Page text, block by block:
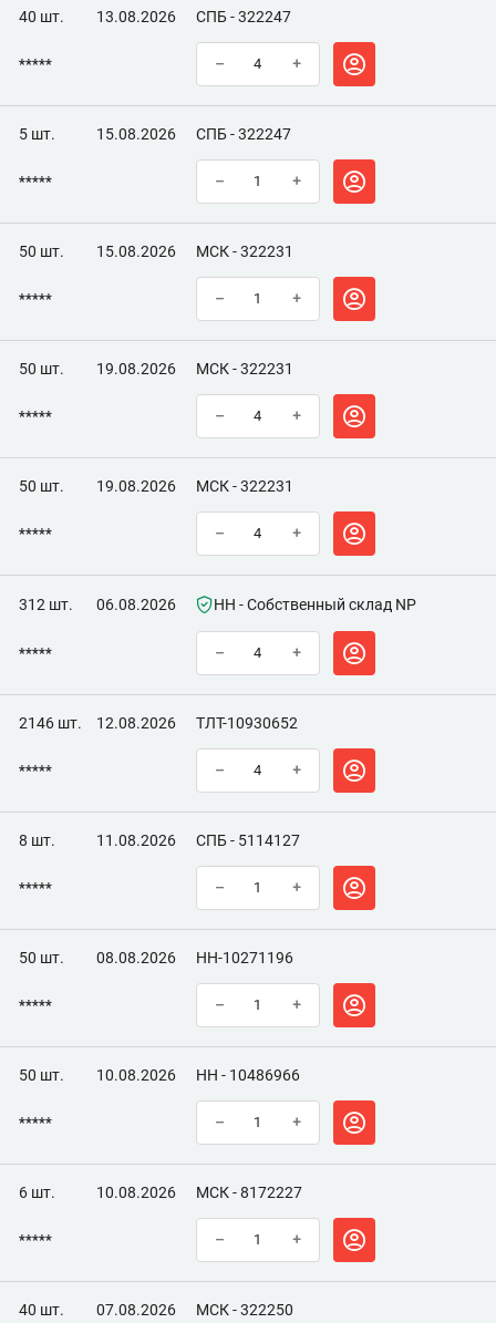
40 шт. 13.08.2026 СПБ - 322247
***** – +
5 шт. 15.08.2026 СПБ - 322247
***** – +
50 шт. 15.08.2026 МСК - 322231
***** – +
50 шт. 19.08.2026 МСК - 322231
***** – +
50 шт. 19.08.2026 МСК - 322231
***** – +
312 шт. 06.08.2026 НН - Собственный склад NP
***** – +
2146 шт. 12.08.2026 ТЛТ-10930652
***** – +
8 шт. 11.08.2026 СПБ - 5114127
***** – +
50 шт. 08.08.2026 НН-10271196
***** – +
50 шт. 10.08.2026 НН - 10486966
***** – +
6 шт. 10.08.2026 МСК - 8172227
***** – +
40 шт. 07.08.2026 МСК - 322250